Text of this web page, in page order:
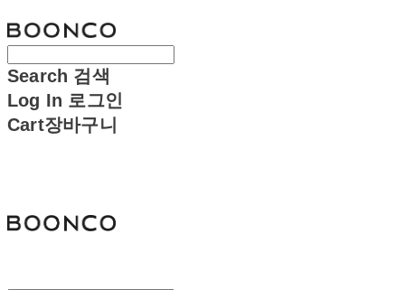
Search 검색
Log In 로그인
Cart장바구니